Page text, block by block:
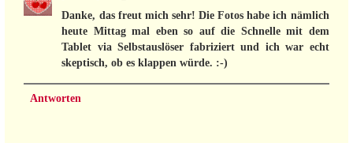
Danke, das freut mich sehr! Die Fotos habe ich nämlich
heute Mittag mal eben so auf die Schnelle mit dem
Tablet via Selbstauslöser fabriziert und ich war echt
skeptisch, ob es klappen würde. :-)
Antworten